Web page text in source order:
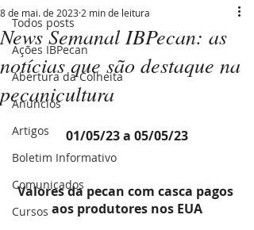
Todos posts
Ações IBPecan
Abertura da Colheita
Anúncios
Artigos
Boletim Informativo
Comunicados
Cursos
News Semanal IBPecan: as
notícias que são destaque na
pecanicultura
8 de mai. de 2023 2 min de leitura
01/05/23 a 05/05/23
Valores da pecan com casca pagos
aos produtores nos EUA